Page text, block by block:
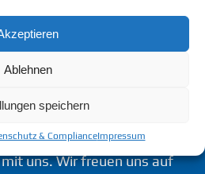
Ablehnen
speichern
& ComplianceImpressum
für Sie da!
eine Beratung oder
Formular für Ihre
uns. Wir freuen uns auf